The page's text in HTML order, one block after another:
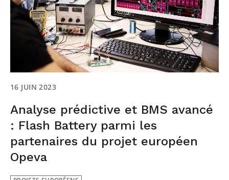
16 JUIN 2023
Analyse prédictive et BMS avancé
: Flash Battery parmi les
partenaires du projet européen
Opeva